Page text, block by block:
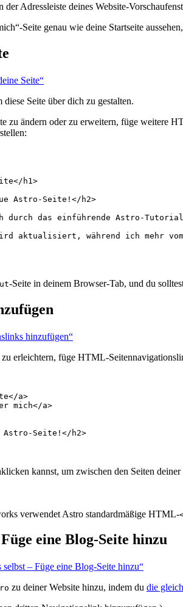
Adressleiste deines Website-
Seite genau wie deine Startseite
Seite“
Seite über dich zu gestalten.
zu ändern oder zu erweitern, füge weitere
</ h1 >
Astro-Seite!</ h2>
durch das einführende Astro-
aktualisiert, während ich mehr
-Seite in deinem Browser-Tab, und du
hinzufügen“
zu erleichtern, füge HTML-
</a>
mich</a>
Astro-Seite!</ h2>
kannst, um zwischen den Seiten deiner
verwendet Astro standardmäßige HTML-
eine Blog-Seite hinzu
– Füge eine Blog-Seite hinzu“
zu deiner Website hinzu, indem du die